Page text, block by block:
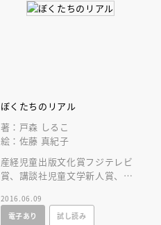
ぼくたちのリアル
著：戸森 しるこ
絵：佐藤 真紀子
産経児童出版文化賞フジテレビ
賞、講談社児童文学新人賞、児
部課題図書にも選出。鮮烈なデ
ビュー作。
2016.06.09
電子あり
試し読み